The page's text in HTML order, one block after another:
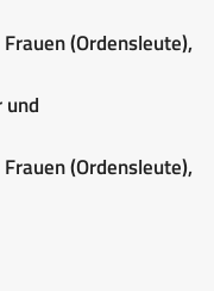
(Ordensleute),
(Ordensleute),